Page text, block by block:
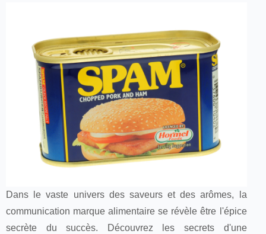
Dans le vaste univers des saveurs et des arômes, la
communication marque alimentaire se révèle être l'épice
secrète du succès. Découvrez les secrets d'une